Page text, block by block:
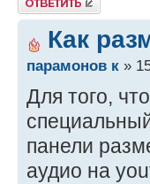
Как
парамонов к »
Для того,
панели
аудио на